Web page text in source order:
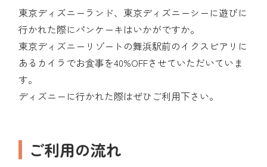
東京ディズニーランド、東京ディズニーシーに遊びに
行かれた際にパンケーキはいかがですか。
東京ディズニーリゾートの舞浜駅前のイクスピアリに
あるカイラでお食事を40%OFFさせていただいていま
す。
ディズニーに行かれた際はぜひご利用下さい。
ご利用の流れ